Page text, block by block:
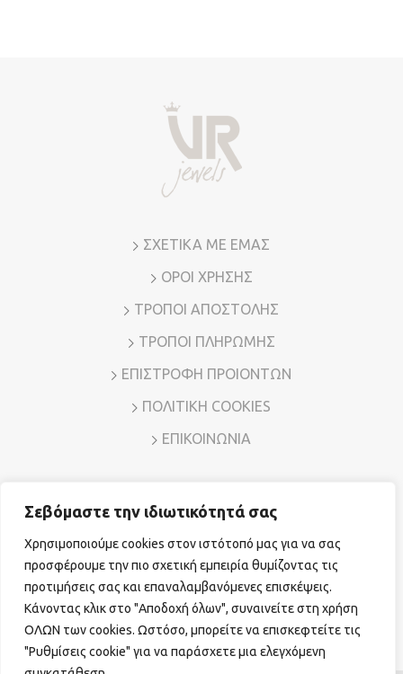
Σεβόμαστε την ιδιωτικότητά σας
Χρησιμοποιούμε cookies στον ιστότοπό μας για να σας
προσφέρουμε την πιο σχετική εμπειρία θυμίζοντας τις
προτιμήσεις σας και επαναλαμβανόμενες επισκέψεις.
Κάνοντας κλικ στο "Αποδοχή όλων", συναινείτε στη χρήση
ΟΛΩΝ των cookies. Ωστόσο, μπορείτε να επισκεφτείτε τις
"Ρυθμίσεις cookie" για να παράσχετε μια ελεγχόμενη
ΣΧΕΤΙΚΑ ΜΕ ΕΜΑΣ
ΟΡΟΙ ΧΡΗΣΗΣ
ΤΡΟΠΟΙ ΑΠΟΣΤΟΛΗΣ
ΤΡΟΠΟΙ ΠΛΗΡΩΜΗΣ
ΕΠΙΣΤΡΟΦΗ ΠΡΟΙΟΝΤΩΝ
ΠΟΛΙΤΙΚΗ COOKIES
ΕΠΙΚΟΙΝΩΝΙΑ
Διεύθυνση: Λ. Μεσογείων 7, Αμπελόκηποι – Αθήνα, Τ.Κ.
Τηλ. Επικοινωνίας:
210 7794780 E-mail: sales@vr-jewels.gr
FacebookInstagram